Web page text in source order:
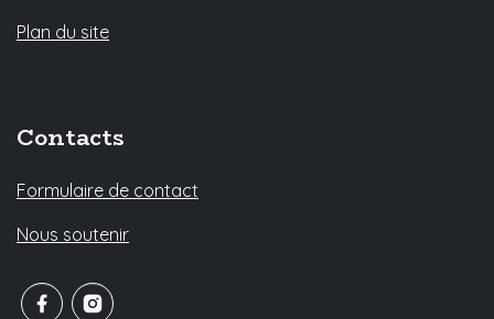
Plan du site
Contacts
Formulaire de contact
Nous soutenir